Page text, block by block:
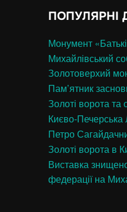
ПОПУЛЯРНІ
Монумент
Михайлівський
Золотоверхий
Пам’ятник
Золоті ворота та
Києво-Печерська
Петро
Золоті ворота в
Виставка
федерації на